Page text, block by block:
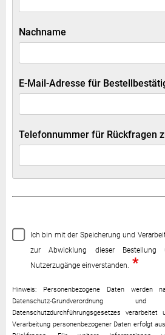
Nachname
E-Mail-Adresse für
Telefonnummer für Rückfragen
Ich bin mit der Speicherung und
zur Abwicklung dieser
Nutzerzugänge einverstanden. *
Hinweis: Personenbezogene Daten werden
Datenschutz-Grundverordnung
Datenschutzdurchführungsgesetzes
Verarbeitung personenbezogener Daten erfolgt